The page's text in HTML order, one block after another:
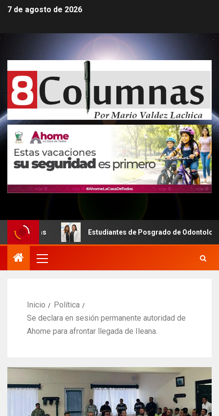
7 de agosto de 2026
Estudiantes de Posgrado de Odontología de la UAS
Inicio
Política
Se declara en sesión permanente autoridad de
Ahome para afrontar llegada de Ileana.